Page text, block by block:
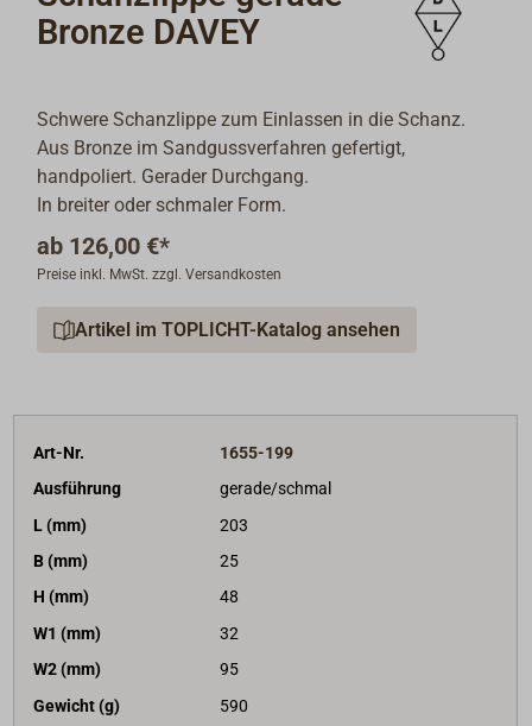
Bronze DAVEY
Schwere Schanzlippe zum Einlassen in die Schanz.
Aus Bronze im Sandgussverfahren gefertigt,
handpoliert. Gerader Durchgang.
In breiter oder schmaler Form.
ab 126,00 €*
Preise inkl. MwSt. zzgl. Versandkosten
Artikel im TOPLICHT-Katalog ansehen
Art-Nr.
1655-199
Ausführung
gerade/schmal
L (mm)
203
B (mm)
25
H (mm)
48
W1 (mm)
32
W2 (mm)
95
Gewicht (g)
590